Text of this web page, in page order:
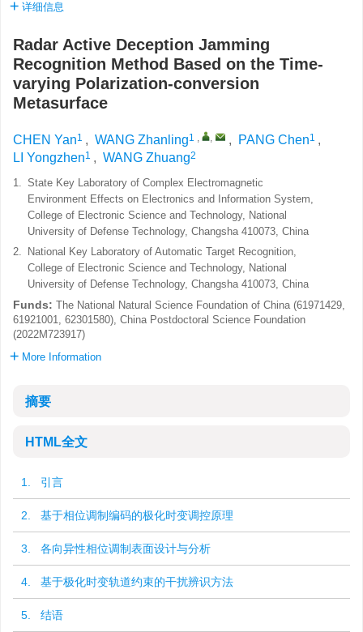
详细信息
Radar Active Deception Jamming
Recognition Method Based on the Time-
varying Polarization-conversion
Metasurface
CHEN Yan1 , WANG Zhanling1 , , , PANG Chen1 ,
LI Yongzhen1 , WANG Zhuang2
1. State Key Laboratory of Complex Electromagnetic
Environment Effects on Electronics and Information System,
College of Electronic Science and Technology, National
University of Defense Technology, Changsha 410073, China
2.
National Key Laboratory of Automatic Target Recognition,
College of Electronic Science and Technology, National
University of Defense Technology, Changsha 410073, China
Funds: The National Natural Science Foundation of China (61971429,
61921001, 62301580), China Postdoctoral Science Foundation
(2022M723917)
More Information
摘要
HTML全文
1. 引言
2. 基于相位调制编码的极化时变调控原理
3. 各向异性相位调制表面设计与分析
4. 基于极化时变轨道约束的干扰辨识方法
5. 结语